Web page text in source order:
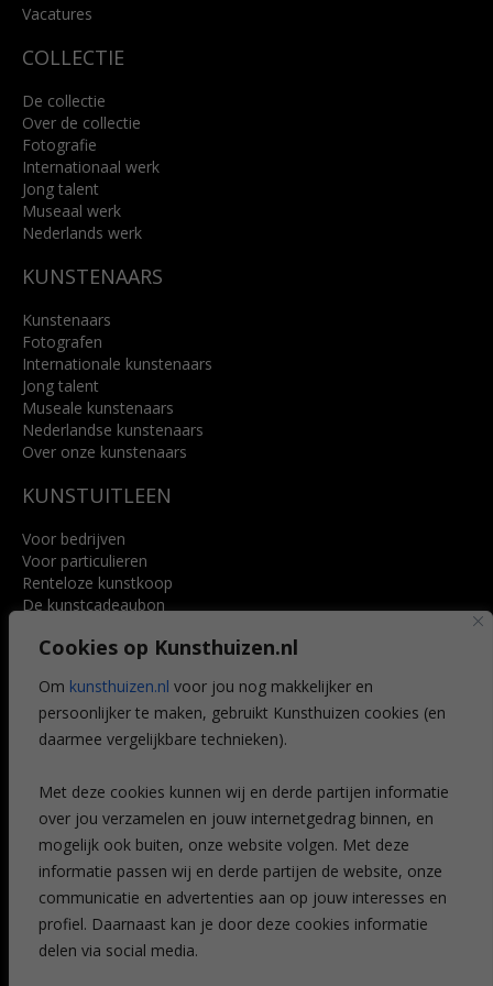
Cookies op Kunsthuizen.nl
Om kunsthuizen.nl voor jou nog makkelijker en
persoonlijker te maken, gebruikt Kunsthuizen cookies (en
daarmee vergelijkbare technieken).
Met deze cookies kunnen wij en derde partijen informatie
over jou verzamelen en jouw internetgedrag binnen, en
mogelijk ook buiten, onze website volgen. Met deze
informatie passen wij en derde partijen de website, onze
communicatie en advertenties aan op jouw interesses en
profiel. Daarnaast kan je door deze cookies informatie
delen via social media.
Lees meer
Vacatures
COLLECTIE
De collectie
Over de collectie
Fotografie
Internationaal werk
Jong talent
Museaal werk
Nederlands werk
KUNSTENAARS
Kunstenaars
Fotografen
Internationale kunstenaars
Jong talent
Museale kunstenaars
Nederlandse kunstenaars
Over onze kunstenaars
KUNSTUITLEEN
Voor bedrijven
Voor particulieren
Renteloze kunstkoop
De kunstcadeaubon
Voordelen
Veelgestelde vragen
CONTACT
Leiden
Amsterdam
Breda
Favorieten
Mijn art alert
NIEUWSBRIEF